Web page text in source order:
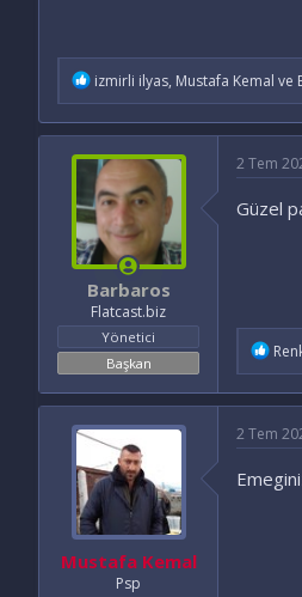
İ
d
e
l
e
r
:
izmirli ilyas, Mustafa Kemal ve
Barbaros
Flatcast.biz
Yönetici
Başkan
2 Tem
Güzel
İ
d
l
r
Mustafa Kemal
Psp
2 Tem